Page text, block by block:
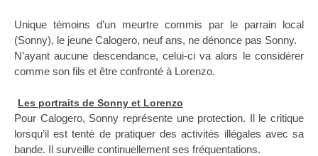
Unique témoins d’un meurtre commis par le parrain local
(Sonny), le jeune Calogero, neuf ans, ne dénonce pas Sonny.
N’ayant aucune descendance, celui-ci va alors le considérer
comme son fils et être confronté à Lorenzo.
Les portraits de Sonny et Lorenzo
Pour Calogero, Sonny représente une protection. Il le critique
lorsqu’il est tenté de pratiquer des activités illégales avec sa
bande. Il surveille continuellement ses fréquentations.